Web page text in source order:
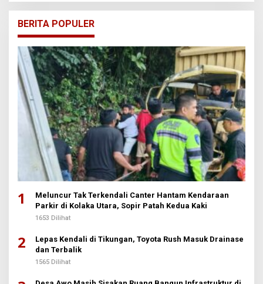
BERITA POPULER
1
Meluncur Tak Terkendali Canter Hantam Kendaraan
Parkir di Kolaka Utara, Sopir Patah Kedua Kaki
1653 Dilihat
2
Lepas Kendali di Tikungan, Toyota Rush Masuk Drainase
dan Terbalik
1565 Dilihat